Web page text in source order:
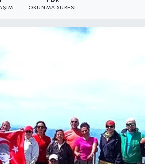
OKUNMA SÜRESI